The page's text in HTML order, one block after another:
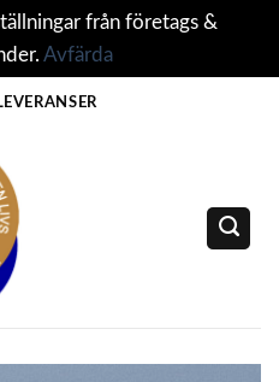
från företags &
Avfärda